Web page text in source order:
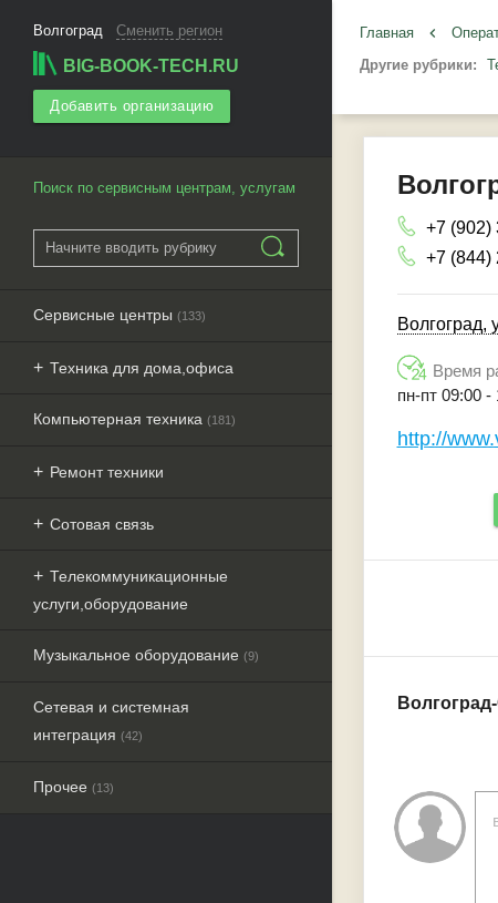
Волгоград Сменить регион
BIG-BOOK-TECH.RU
Добавить организацию
Поиск по сервисным центрам, услугам
Сервисные центры (133)
Техника для дома,офиса
Компьютерная техника (181)
Ремонт техники
Сотовая связь
Телекоммуникационные
услуги,оборудование
Музыкальное оборудование (9)
Сетевая и системная
интеграция (42)
Прочее (13)
Главная keyboard_arrow_left
Другие рубрики:
+7 (902)
+7 (844)
Волгоград,
Время
пн-пт 09:00
http://